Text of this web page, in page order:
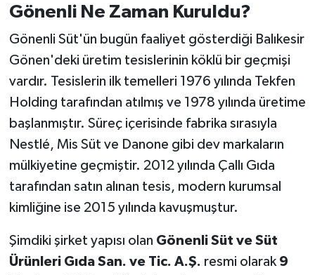
Gönenli Ne Zaman Kuruldu?
Gönenli Süt'ün bugün faaliyet gösterdiği Balıkesir
Gönen'deki üretim tesislerinin köklü bir geçmişi
vardır. Tesislerin ilk temelleri 1976 yılında Tekfen
Holding tarafından atılmış ve 1978 yılında üretime
başlanmıştır. Süreç içerisinde fabrika sırasıyla
Nestlé, Mis Süt ve Danone gibi dev markaların
mülkiyetine geçmiştir. 2012 yılında Çallı Gıda
tarafından satın alınan tesis, modern kurumsal
kimliğine ise 2015 yılında kavuşmuştur.
Şimdiki şirket yapısı olan Gönenli Süt ve Süt
Ürünleri Gıda San. ve Tic. A.Ş. resmi olarak 9